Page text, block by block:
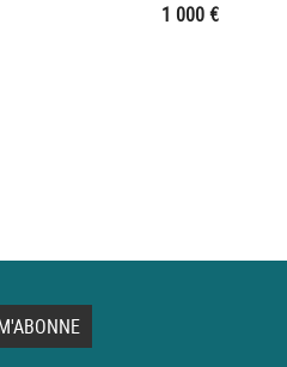
1 000 €